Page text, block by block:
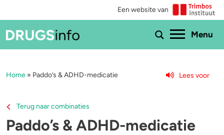
Een website van
Menu
Menu
XTC / MDMA
Aantoonbaarheid
Home » Paddo’s & ADHD-medicatie Lees voor
Terug naar combinaties
Paddo’s & ADHD-medicatie